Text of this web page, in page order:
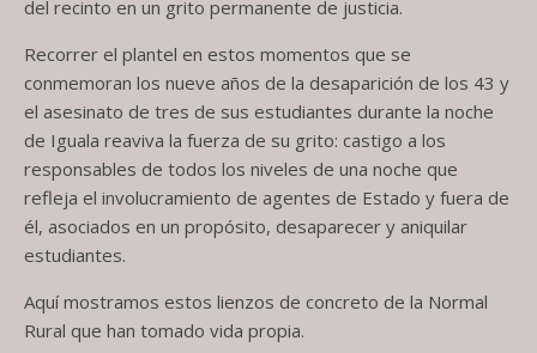
del recinto en un grito permanente de justicia.
Recorrer el plantel en estos momentos que se
conmemoran los nueve años de la desaparición de los 43 y
el asesinato de tres de sus estudiantes durante la noche
de Iguala reaviva la fuerza de su grito: castigo a los
responsables de todos los niveles de una noche que
refleja el involucramiento de agentes de Estado y fuera de
él, asociados en un propósito, desaparecer y aniquilar
estudiantes.
Aquí mostramos estos lienzos de concreto de la Normal
Rural que han tomado vida propia.